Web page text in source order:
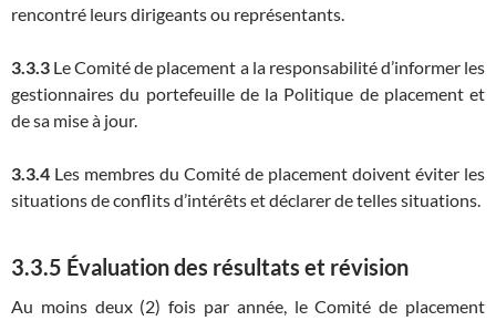
rencontré leurs dirigeants ou représentants.
3.3.3 Le Comité de placement a la responsabilité d’informer les
gestionnaires du portefeuille de la Politique de placement et
de sa mise à jour.
3.3.4 Les membres du Comité de placement doivent éviter les
situations de conflits d’intérêts et déclarer de telles situations.
3.3.5 Évaluation des résultats et révision
Au moins deux (2) fois par année, le Comité de placement